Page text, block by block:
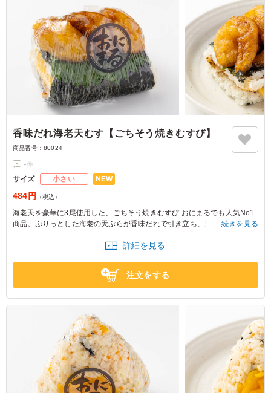
香味だれ海老天むす【ごちそう焼きむすび】
商品番号： 80024
-件
サイズ 小さい NEW
484円 （税込）
海老天を豪華に3尾使用した、ごちそう焼きむすび おにまるでも人気No1
商品。ぷりっとした海老の天ぷらが香味だれで引き立ち、豊かな風味が広
してはお問い合わせください。
続きを見る
詳細を見る
注文をする